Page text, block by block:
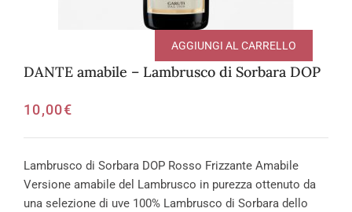
DANTE amabile – Lambrusco di Sorbara DOP
10,00€
AGGIUNGI AL CARRELLO
Lambrusco di Sorbara DOP Rosso Frizzante Amabile
Versione amabile del Lambrusco in purezza ottenuto da
una selezione di uve 100% Lambrusco di Sorbara dello